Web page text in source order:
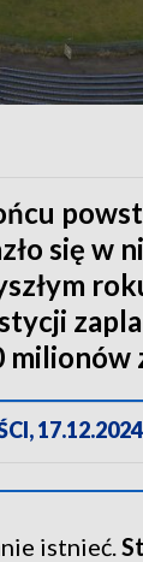
się w
istnieć.